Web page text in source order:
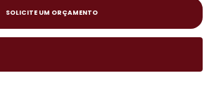
SOLICITE UM ORÇAMENTO